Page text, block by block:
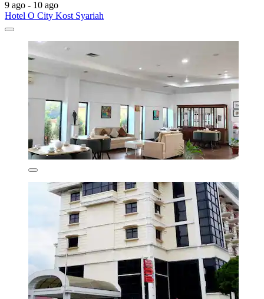
9 ago - 10 ago
Hotel O City Kost Syariah